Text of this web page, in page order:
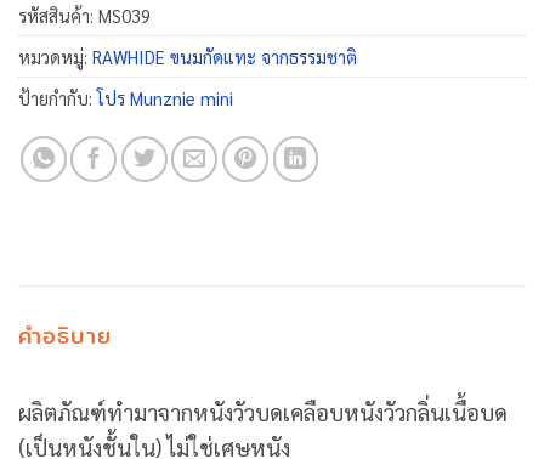
รหัสสินค้า: MS039
หมวดหมู่: RAWHIDE ขนมกัดแทะ จากธรรมชาติ
ป้ายกำกับ:โปร Munznie mini
คำอธิบาย
ผลิตภัณฑ์ทำมาจากหนังวัวบดเคลือบหนังวัวกลิ่นเนื้อบด
(เป็นหนังชั้นใน) ไม่ใช่เศษหนัง